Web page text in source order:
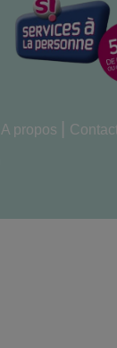
A propos